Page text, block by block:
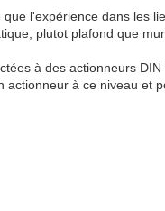
l'expérience dans les
plutot plafond que
à des actionneurs
actionneur à ce niveau et